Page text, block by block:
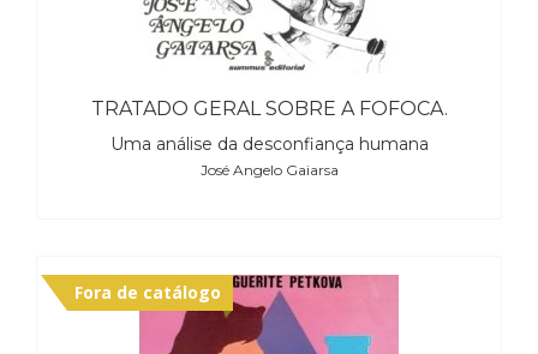
TRATADO GERAL SOBRE A FOFOCA.
Uma análise da desconfiança humana
José Angelo Gaiarsa
Fora de catálogo